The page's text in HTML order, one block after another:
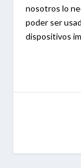
nosotros lo
poder ser
dispositivos